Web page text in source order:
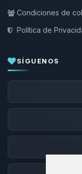
Condiciones de
Política de
SÍGUENOS